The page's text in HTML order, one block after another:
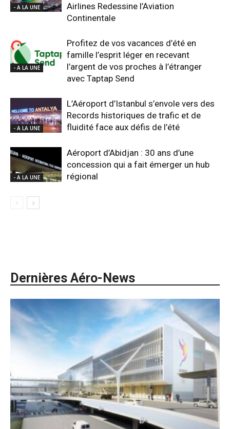
- A LA UNE
Airlines Redessine l’Aviation
Continentale
- A LA UNE
Profitez de vos vacances d’été en
famille l’esprit léger en recevant
l’argent de vos proches à l’étranger
avec Taptap Send
- A LA UNE
L’Aéroport d’Istanbul s’envole vers des
Records historiques de trafic et de
fluidité face aux défis de l’été
- A LA UNE
Aéroport d’Abidjan : 30 ans d’une
concession qui a fait émerger un hub
régional
Dernières Aéro-News